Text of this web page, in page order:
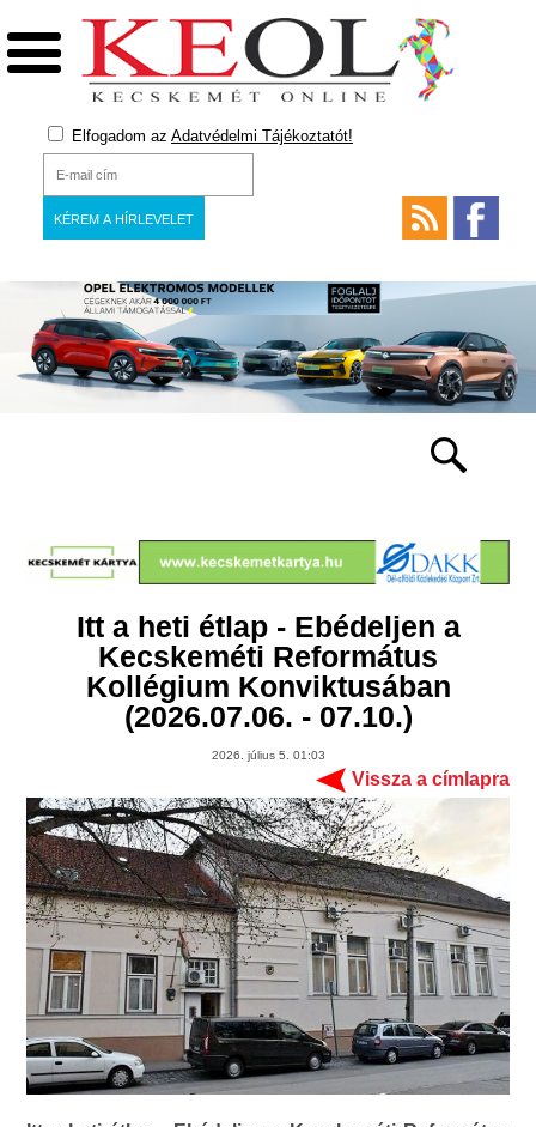
Elfogadom az Adatvédelmi Tájékoztatót!
Itt a heti étlap - Ebédeljen a
Kecskeméti Református
Kollégium Konviktusában
(2026.07.06. - 07.10.)
2026. július 5. 01:03
Vissza a címlapra